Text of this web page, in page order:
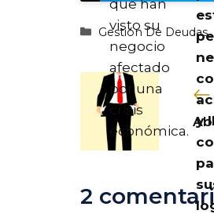
que han
visto su
negocio
afectado
por una
crisis
económica.
y
Categorías
Gestión De Deudas
2